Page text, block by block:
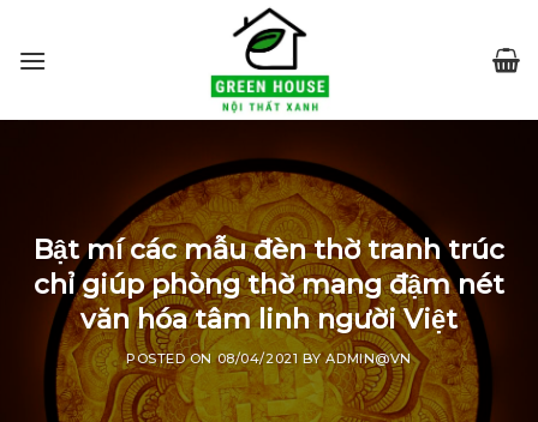
content
Bật mí các mẫu đèn thờ tranh trúc
chỉ giúp phòng thờ mang đậm nét
văn hóa tâm linh người Việt
POSTED ON08/04/2021 BYADMIN@VN